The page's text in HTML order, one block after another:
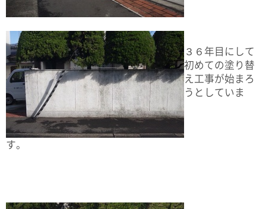
３６年目にして
初めての塗り替
え工事が始まろ
うとしていま